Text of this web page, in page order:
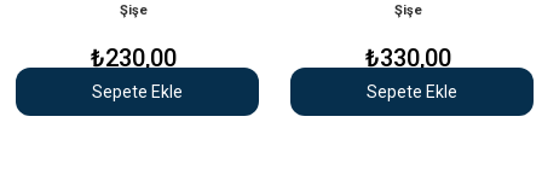
Şişe
₺230,00
Sepete Ekle
Şişe
₺330,00
Sepete Ekle